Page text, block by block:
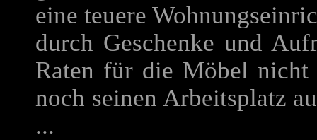
eine teuere
durch Geschenke und
Raten für die Möbel nicht
noch seinen Arbeitsplatz
...